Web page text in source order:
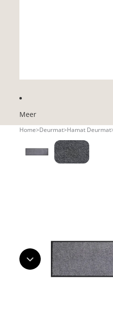
Meer
Breadcrumb
Home>Deurmat>Hamat Deurmat